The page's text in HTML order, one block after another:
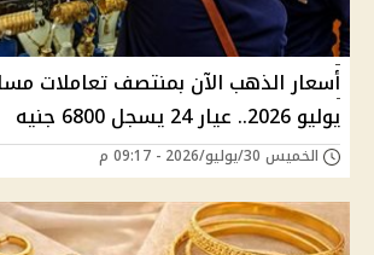
يوليو 2026.. عيار 24 يسجل 6800 جنيه
الخميس 30/يوليو/2026 - 09:17 م